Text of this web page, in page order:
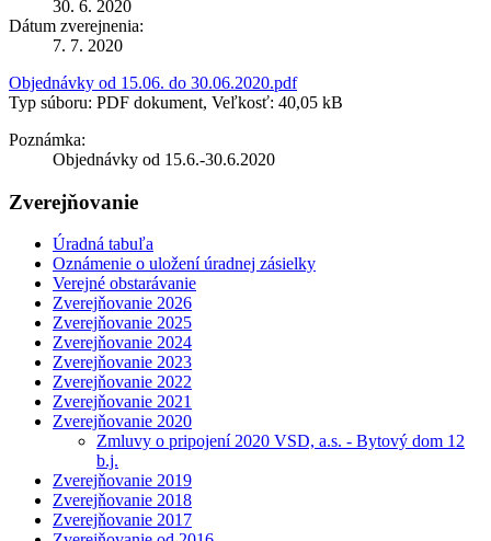
30. 6. 2020
Dátum zverejnenia:
7. 7. 2020
Objednávky od 15.06. do 30.06.2020.pdf
Typ súboru: PDF dokument, Veľkosť: 40,05 kB
Poznámka:
Objednávky od 15.6.-30.6.2020
Zverejňovanie
Úradná tabuľa
Oznámenie o uložení úradnej zásielky
Verejné obstarávanie
Zverejňovanie 2026
Zverejňovanie 2025
Zverejňovanie 2024
Zverejňovanie 2023
Zverejňovanie 2022
Zverejňovanie 2021
Zverejňovanie 2020
Zmluvy o pripojení 2020 VSD, a.s. - Bytový dom 12
b.j.
Zverejňovanie 2019
Zverejňovanie 2018
Zverejňovanie 2017